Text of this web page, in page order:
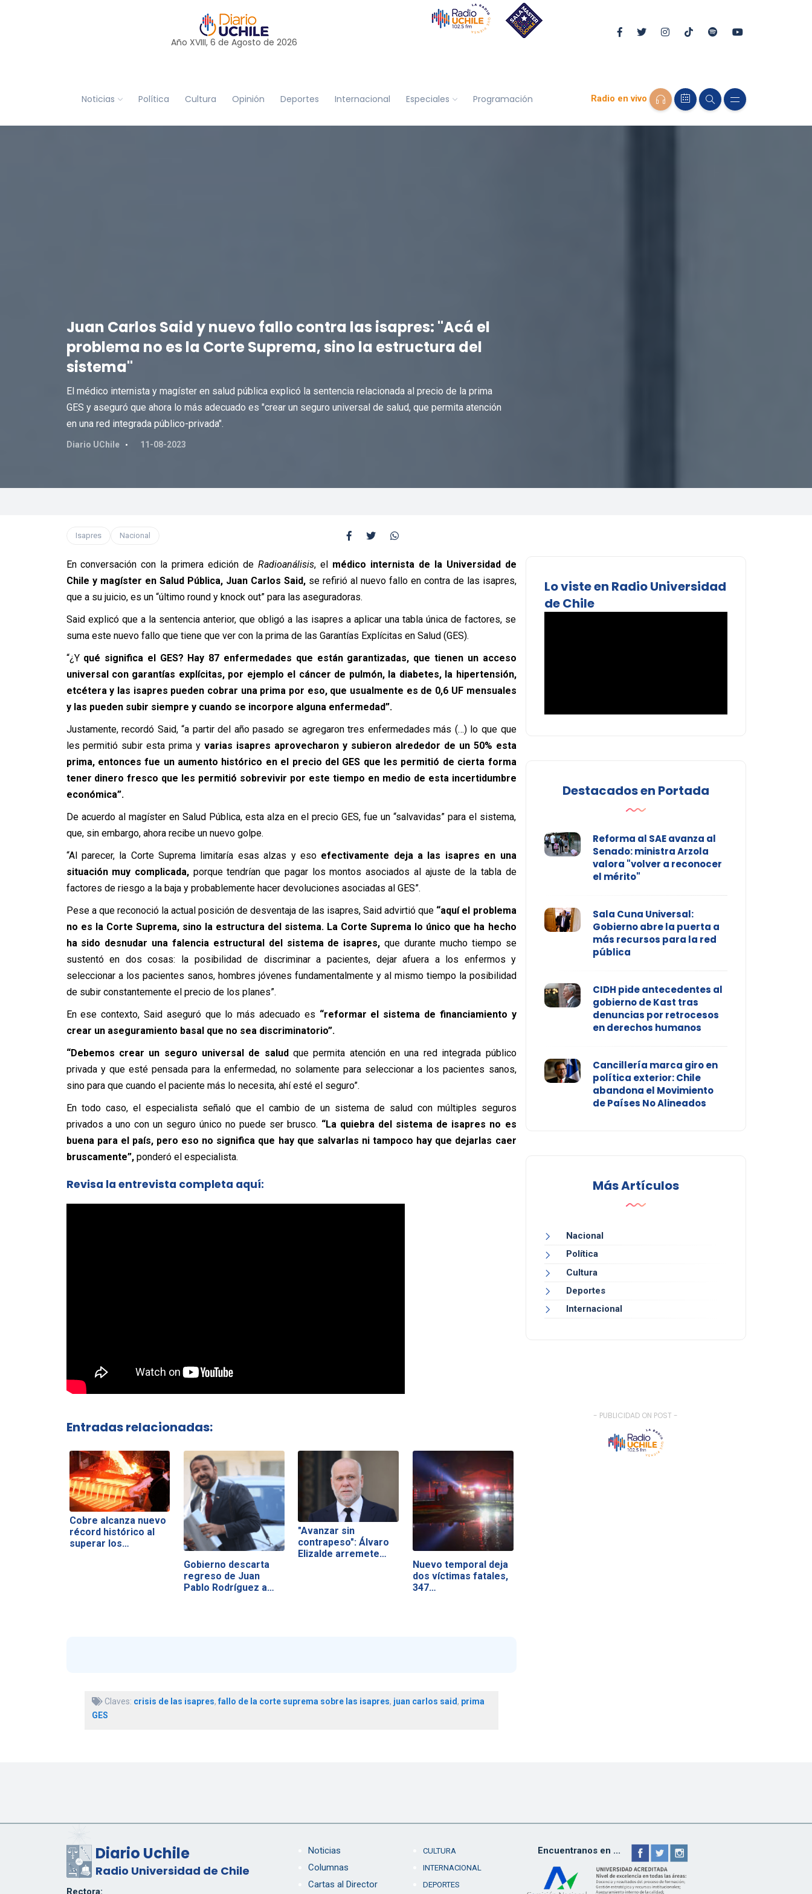
Año XVIII, 6 de Agosto de 2026
Noticias Política Cultura Opinión Deportes Internacional Especiales Programación Radio en vivo
Juan Carlos Said y nuevo fallo contra las isapres: "Acá el
problema no es la Corte Suprema, sino la estructura del
sistema"
El médico internista y magíster en salud pública explicó la sentencia relacionada al precio de la prima
GES y aseguró que ahora lo más adecuado es "crear un seguro universal de salud, que permita atención
en una red integrada público-privada".
Diario UChile 11-08-2023
Isapres Nacional
En conversación con la primera edición de Radioanálisis, el médico internista de la Universidad de
Chile y magíster en Salud Pública, Juan Carlos Said,se refirió al nuevo fallo en contra de las isapres,
que a su juicio, es un “último round y knock out” para las aseguradoras.
Said explicó que a la sentencia anterior, que obligó a las isapres a aplicar una tabla única de factores, se
suma este nuevo fallo que tiene que ver con la prima de las Garantías Explícitas en Salud (GES).
“¿Y qué significa el GES? Hay 87 enfermedades que están garantizadas, que tienen un acceso
universal con garantías explícitas, por ejemplo el cáncer de pulmón, la diabetes, la hipertensión,
etcétera y las isapres pueden cobrar una prima por eso, que usualmente es de 0,6 UF mensuales
y las pueden subir siempre y cuando se incorpore alguna enfermedad”.
Justamente, recordó Said, “a partir del año pasado se agregaron tres enfermedades más (…) lo que que
les permitió subir esta prima yvarias isapres aprovecharon y subieron alrededor de un 50% esta
prima, entonces fue un aumento histórico en el precio del GES que les permitió de cierta forma
tener dinero fresco que les permitió sobrevivir por este tiempo en medio de esta incertidumbre
económica”.
De acuerdo al magíster en Salud Pública, esta alza en el precio GES, fue un “salvavidas” para el sistema,
que, sin embargo, ahora recibe un nuevo golpe.
“Al parecer, la Corte Suprema limitaría esas alzas y esoefectivamente deja a las isapres en una
situación muy complicada,porque tendrían que pagar los montos asociados al ajuste de la tabla de
factores de riesgo a la baja y probablemente hacer devoluciones asociadas al GES”.
Pese a que reconoció la actual posición de desventaja de las isapres, Said advirtió que “aquí el problema
no es la Corte Suprema, sino la estructura del sistema. La Corte Suprema lo único que ha hecho
ha sido desnudar una falencia estructural del sistema de isapres, que durante mucho tiempo se
sustentó en dos cosas: la posibilidad de discriminar a pacientes, dejar afuera a los enfermos y
seleccionar a los pacientes sanos, hombres jóvenes fundamentalmente y al mismo tiempo la posibilidad
de subir constantemente el precio de los planes”.
En ese contexto, Said aseguró que lo más adecuado es “reformar el sistema de financiamiento y
crear un aseguramiento basal que no sea discriminatorio”.
“Debemos crear un seguro universal de saludque permita atención en una red integrada público
privada y que esté pensada para la enfermedad, no solamente para seleccionar a los pacientes sanos,
sino para que cuando el paciente más lo necesita, ahí esté el seguro”.
En todo caso, el especialista señaló que el cambio de un sistema de salud con múltiples seguros
privados a uno con un seguro único no puede ser brusco. “La quiebra del sistema de isapres no es
buena para el país, pero eso no significa que hay que salvarlas ni tampoco hay que dejarlas caer
bruscamente”,ponderó el especialista.
Revisa la entrevista completa aquí:
Entradas relacionadas:
Cobre alcanza nuevo
récord histórico al
superar los…
Gobierno descarta
regreso de Juan
Pablo Rodríguez a
"Avanzar sin
contrapeso": Álvaro
Elizalde arremete…
Nuevo temporal deja
dos víctimas fatales,
347…
Claves: crisis de las isapres,fallo de la corte suprema sobre las isapres, juan carlos said, prima
GES
Lo viste en Radio Universidad
de Chile
Destacados en Portada
Reforma al SAE avanza al
Senado: ministra Arzola
valora "volver a reconocer
el mérito"
Sala Cuna Universal:
Gobierno abre la puerta a
más recursos para la red
pública
CIDH pide antecedentes al
gobierno de Kast tras
denuncias por retrocesos
en derechos humanos
Cancillería marca giro en
política exterior: Chile
abandona el Movimiento
de Países No Alineados
Más Artículos
Nacional
Política
Cultura
Deportes
Internacional
- PUBLICIDAD ON POST -
Diario Uchile
Radio Universidad de Chile
Rectora:
Noticias
Columnas
Cartas al Director
CULTURA
INTERNACIONAL
DEPORTES
Encuentranos en ...